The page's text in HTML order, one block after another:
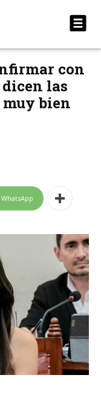
con
las
bien
WhatsApp